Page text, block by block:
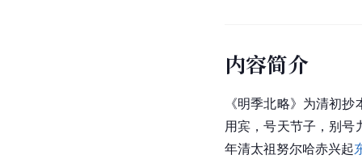
内容简介
《明季北略》为清初
用宾，号天节子，别
年清太祖努尔哈赤兴起